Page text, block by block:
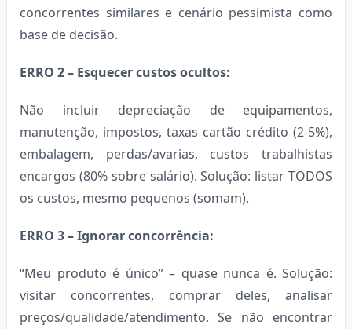
concorrentes similares e cenário pessimista como
base de decisão.
ERRO 2 – Esquecer custos ocultos:
Não incluir depreciação de equipamentos,
manutenção, impostos, taxas cartão crédito (2-5%),
embalagem, perdas/avarias, custos trabalhistas
encargos (80% sobre salário). Solução: listar TODOS
os custos, mesmo pequenos (somam).
ERRO 3 – Ignorar concorrência:
“Meu produto é único” – quase nunca é. Solução:
visitar concorrentes, comprar deles, analisar
preços/qualidade/atendimento. Se não encontrar